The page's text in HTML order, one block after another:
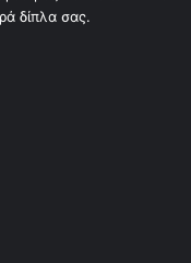
δίπλα σας.